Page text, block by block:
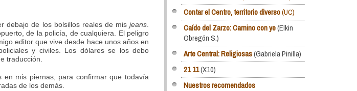
debajo de los bolsillos reales de mis jeans.
de la policía, de cualquiera. El peligro
editor que vive desde hace unos años en
y civiles. Los dólares se los debo
traducción.
mis piernas, para confirmar que todavía
de los demás.
Contar el Centro, territorio diverso(UC)
Caído del Zarzo: Camino con ye(Elkin
Obregón S.)
Arte Central: Religiosas(Gabriela Pinilla)
21 11(X10)
Nuestros recomendados